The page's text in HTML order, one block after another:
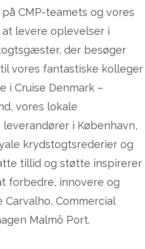
CMP-teamets og vores
levere oplevelser i
der besøger
vores fantastiske kolleger
i Cruise Denmark –
vores lokale
i København,
krydstogtsrederier og
tillid og støtte inspirerer
forbedre, innovere og
Carvalho, Commercial
Malmö Port.